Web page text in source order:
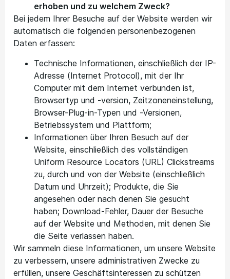
erhoben und zu welchem Zweck?
Bei jedem Ihrer Besuche auf der Website werden wir
automatisch die folgenden personenbezogenen
Daten erfassen:
Technische Informationen, einschließlich der IP-
Adresse (Internet Protocol), mit der Ihr
Computer mit dem Internet verbunden ist,
Browsertyp und -version, Zeitzoneneinstellung,
Browser-Plug-in-Typen und -Versionen,
Betriebssystem und Plattform;
Informationen über Ihren Besuch auf der
Website, einschließlich des vollständigen
Uniform Resource Locators (URL) Clickstreams
zu, durch und von der Website (einschließlich
Datum und Uhrzeit); Produkte, die Sie
angesehen oder nach denen Sie gesucht
haben; Download-Fehler, Dauer der Besuche
auf der Website und Methoden, mit denen Sie
die Seite verlassen haben.
Wir sammeln diese Informationen, um unsere Website
zu verbessern, unsere administrativen Zwecke zu
erfüllen, unsere Geschäftsinteressen zu schützen